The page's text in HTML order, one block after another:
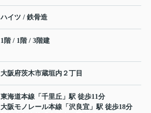
ハイツ / 鉄骨造
1階 / 1階 / 3階建
大阪府茨木市蔵垣内 ２丁目
東海道本線 「 千里丘 」駅 徒歩11分
大阪モノレール本線 「 沢良宜 」駅 徒歩18分